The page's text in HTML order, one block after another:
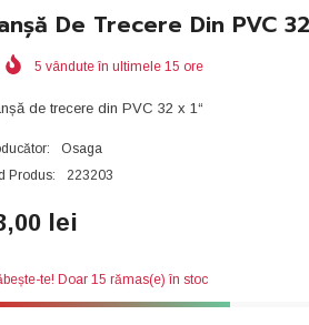
De Trecere Din PVC
5 vândute în ultimele15 ore
de trecere din PVC 32 x 1“
Osaga
Produs:
223203
lei
te! Doar 15 rămas(e) în stoc